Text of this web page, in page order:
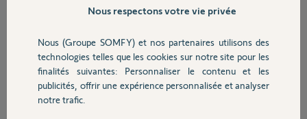
Sécurité
Domotique
Les radiateurs connectés EQUATEUR 5 sont-ils compatibles avec la
Merci,
CLEMENT J.
il y a 9 mois
Participer au fil de discussion
Nous respectons votre vie privée
Nous (Groupe SOMFY) et nos partenaires utilisons des
technologies telles que les cookies sur notre site pour les
finalités suivantes: Personnaliser le contenu et les
publicités, offrir une expérience personnalisée et analyser
notre trafic.